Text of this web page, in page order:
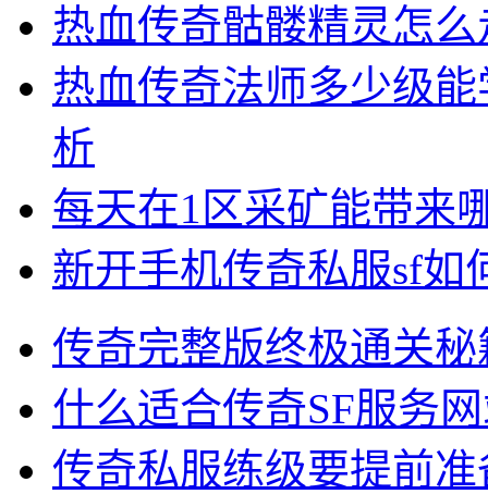
热血传奇骷髅精灵怎
热血传奇法师多少级
析
每天在1区采矿能带来
新开手机传奇私服sf如
传奇完整版终极通关
什么适合传奇SF服务
传奇私服练级要提前